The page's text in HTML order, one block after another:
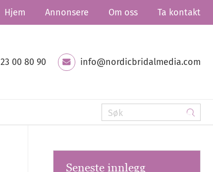
Hjem Annonsere Om oss Ta kontakt
23 00 80 90 info@nordicbridalmedia.com
Seneste innlegg